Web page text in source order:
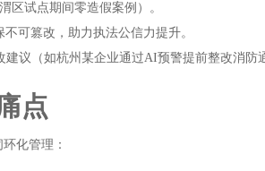
区试点期间零造假案例）。
可篡改，助力执法公信力提升。
议（如杭州某企业通过AI预警提前整改消防
点
化管理：